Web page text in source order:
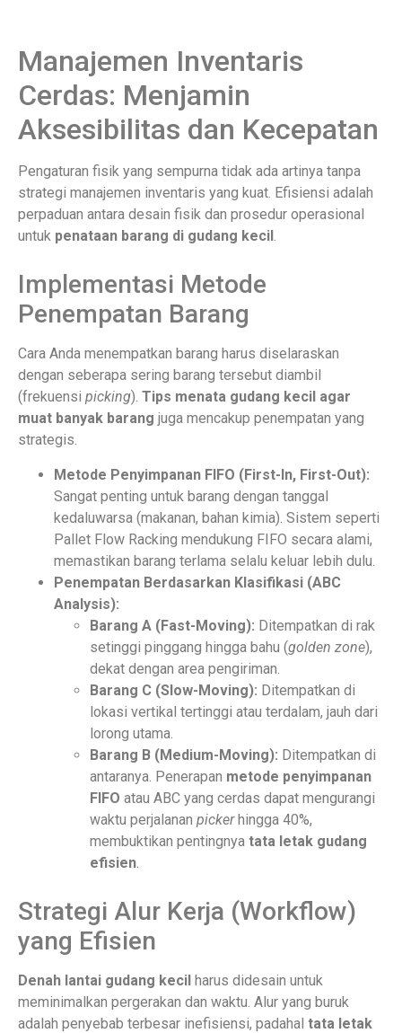
Manajemen Inventaris
Cerdas: Menjamin
Aksesibilitas dan Kecepatan
Pengaturan fisik yang sempurna tidak ada artinya tanpa
strategi manajemen inventaris yang kuat. Efisiensi adalah
perpaduan antara desain fisik dan prosedur operasional
untuk penataan barang di gudang kecil .
Implementasi Metode
Penempatan Barang
Cara Anda menempatkan barang harus diselaraskan
dengan seberapa sering barang tersebut diambil
(frekuensi picking). Tips menata gudang kecil agar
muat banyak barang juga mencakup penempatan yang
strategis.
Metode Penyimpanan FIFO (First-In, First-Out):
Sangat penting untuk barang dengan tanggal
kedaluwarsa (makanan, bahan kimia). Sistem seperti
Pallet Flow Racking mendukung FIFO secara alami,
memastikan barang terlama selalu keluar lebih dulu.
Penempatan Berdasarkan Klasifikasi (ABC
Analysis):
Barang A (Fast-Moving): Ditempatkan di rak
setinggi pinggang hingga bahu (golden zone),
dekat dengan area pengiriman.
Barang C (Slow-Moving): Ditempatkan di
lokasi vertikal tertinggi atau terdalam, jauh dari
lorong utama.
Barang B (Medium-Moving): Ditempatkan di
antaranya. Penerapan metode penyimpanan
FIFO atau ABC yang cerdas dapat mengurangi
waktu perjalanan pickerhingga 40%,
membuktikan pentingnya tata letak gudang
efisien
Strategi Alur Kerja (Workflow)
yang Efisien
Denah lantai gudang kecil harus didesain untuk
meminimalkan pergerakan dan waktu. Alur yang buruk
adalah penyebab terbesar inefisiensi, padahal tata letak